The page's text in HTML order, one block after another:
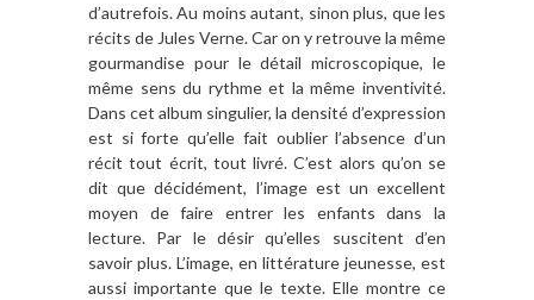
d’autrefois. Au moins autant, sinon plus, que les
récits de Jules Verne. Car on y retrouve la même
gourmandise pour le détail microscopique, le
même sens du rythme et la même inventivité.
Dans cet album singulier, la densité d’expression
est si forte qu’elle fait oublier l’absence d’un
récit tout écrit, tout livré. C’est alors qu’on se
dit que décidément, l’image est un excellent
moyen de faire entrer les enfants dans la
lecture. Par le désir qu’elles suscitent d’en
savoir plus. L’image, en littérature jeunesse, est
aussi importante que le texte. Elle montre ce